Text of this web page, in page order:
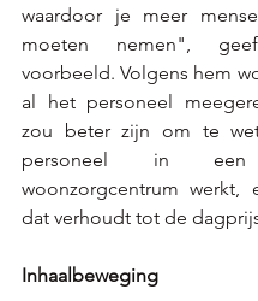
waardoor je meer
moeten nemen",
voorbeeld. Volgens hem
al het personeel
zou beter zijn om te
personeel in een
woonzorgcentrum werkt,
dat verhoudt tot de
Inhaalbeweging